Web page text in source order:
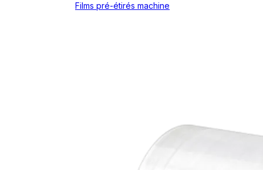
Films pré-étirés machine